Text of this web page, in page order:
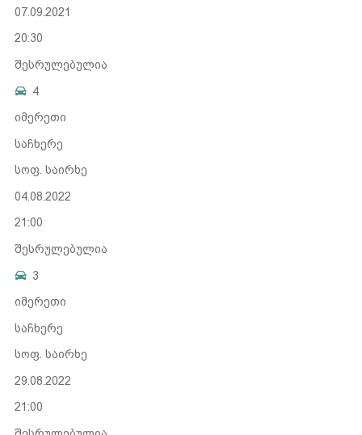
07.09.2021
20:30
შესრულებულია
4
იმერეთი
საჩხერე
სოფ. საირხე
04.08.2022
21:00
შესრულებულია
3
იმერეთი
საჩხერე
სოფ. საირხე
29.08.2022
21:00